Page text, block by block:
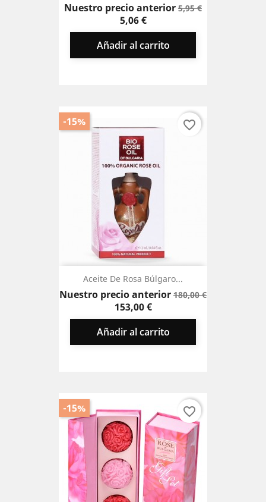
Nuestro precio anteriorPrecio
5,95 €Precio
5,06 €
Añadir al carrito
Aceite De Rosa Búlgaro...
Nuestro precio anteriorPrecio
180,00 €
Precio
153,00 €
Añadir al carrito
-15% favorite_border
-15% favorite_border